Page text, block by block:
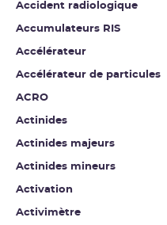
Accident radiologique
Accumulateurs RIS
Accélérateur
Accélérateur de particules
ACRO
Actinides
Actinides majeurs
Actinides mineurs
Activation
Activimètre